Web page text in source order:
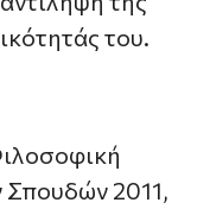
του.
2011,